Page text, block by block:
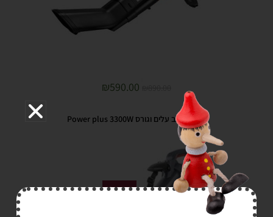
₪590.00
מפוח שואב עלים וגורס Power plus 3300W
מבצע!